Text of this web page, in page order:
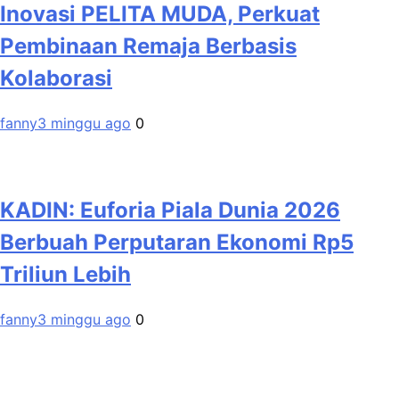
Inovasi PELITA MUDA, Perkuat
Pembinaan Remaja Berbasis
Kolaborasi
fanny3 minggu ago 0
KADIN: Euforia Piala Dunia 2026
Berbuah Perputaran Ekonomi Rp5
Triliun Lebih
fanny3 minggu ago 0